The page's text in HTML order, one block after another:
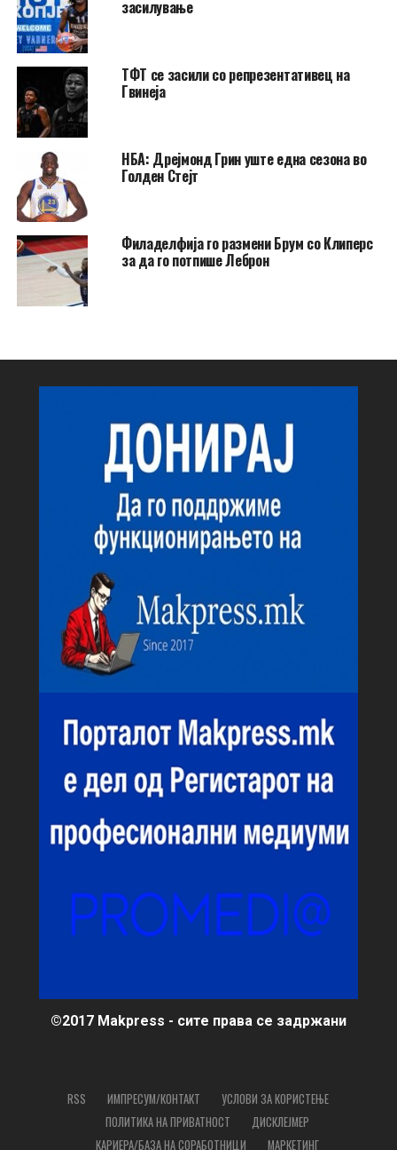
засилување
ТФТ се засили со репрезентативец на
Гвинеја
НБА: Дрејмонд Грин уште една сезона во
Голден Стејт
Филаделфија го размени Брум со Клиперс
за да го потпише Леброн
©2017 Makpress - сите права се задржани
RSS ИМПРЕСУМ/КОНТАКТ
УСЛОВИ ЗА КОРИСТЕЊЕ
ПОЛИТИКА НА ПРИВАТНОСТ
ДИСКЛЕЈМЕР
КАРИЕРА/БАЗА НА СОРАБОТНИЦИ
МАРКЕТИНГ